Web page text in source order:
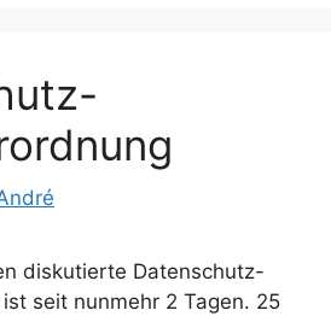
diskutierte Datenschutz-
seit nunmehr 2 Tagen. 25